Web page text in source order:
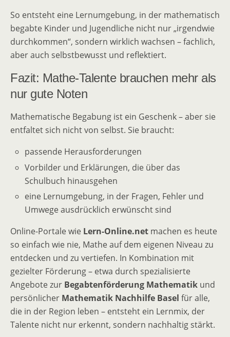
So entsteht eine Lernumgebung, in der mathematisch
begabte Kinder und Jugendliche nicht nur „irgendwie
durchkommen“, sondern wirklich wachsen – fachlich,
aber auch selbstbewusst und reflektiert.
Fazit: Mathe-Talente brauchen mehr als
nur gute Noten
Mathematische Begabung ist ein Geschenk – aber sie
entfaltet sich nicht von selbst. Sie braucht:
passende Herausforderungen
Vorbilder und Erklärungen, die über das
Schulbuch hinausgehen
eine Lernumgebung, in der Fragen, Fehler und
Umwege ausdrücklich erwünscht sind
Online-Portale wie Lern-Online.net machen es heute
so einfach wie nie, Mathe auf dem eigenen Niveau zu
entdecken und zu vertiefen. In Kombination mit
gezielter Förderung – etwa durch spezialisierte
Angebote zur Begabtenförderung Mathematik und
persönlicher Mathematik Nachhilfe Basel für alle,
die in der Region leben – entsteht ein Lernmix, der
Talente nicht nur erkennt, sondern nachhaltig stärkt.